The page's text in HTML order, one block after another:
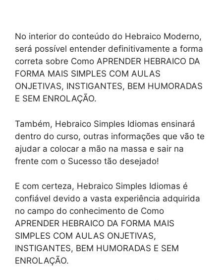
No interior do conteúdo do Hebraico Moderno,
será possível entender definitivamente a forma
correta sobre Como APRENDER HEBRAICO DA
FORMA MAIS SIMPLES COM AULAS
ONJETIVAS, INSTIGANTES, BEM HUMORADAS
E SEM ENROLAÇÃO.
Também, Hebraico Simples Idiomas ensinará
dentro do curso, outras informações que vão te
ajudar a colocar a mão na massa e sair na
frente com o Sucesso tão desejado!
E com certeza, Hebraico Simples Idiomas é
confiável devido a vasta experiência adquirida
no campo do conhecimento de Como
APRENDER HEBRAICO DA FORMA MAIS
SIMPLES COM AULAS ONJETIVAS,
INSTIGANTES, BEM HUMORADAS E SEM
ENROLAÇÃO.